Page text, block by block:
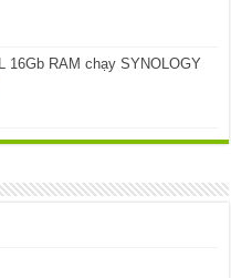
16Gb RAM chạy SYNOLOGY